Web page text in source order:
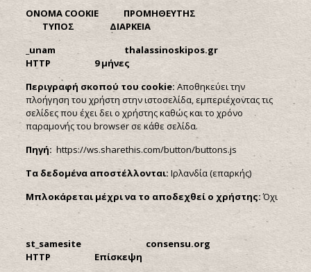
ONOMA COOKIE ΠΡΟΜΗΘΕΥΤΗΣ
ΤΥΠΟΣ ΔΙΑΡΚΕΙΑ
unam thalassinoskipos.gr
HTTP 9 μήνες
Περιγραφή σκοπού του cookie:Αποθηκεύει την
πλοήγηση του χρήστη στην ιστοσελίδα, εμπεριέχοντας τις
σελίδες που έχει δει ο χρήστης καθώς και το χρόνο
παραμονής του browser σε κάθε σελίδα.
Πηγή: https://ws.sharethis.com/button/buttons.js
Τα δεδομένα αποστέλλονται: Ιρλανδία (επαρκής)
Μπλοκάρεται μέχρι να το αποδεχθεί ο χρήστης:Όχι
st_samesite consensu.org
HTTP Επίσκεψη